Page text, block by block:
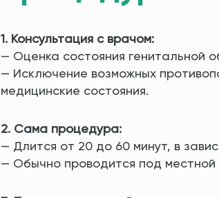
1. Консультация с врачом:
— Оценка состояния генитальной
— Исключение возможных
медицинские состояния.
2. Сама процедура:
— Длится от 20 до 60 минут, в
— Обычно проводится под местной